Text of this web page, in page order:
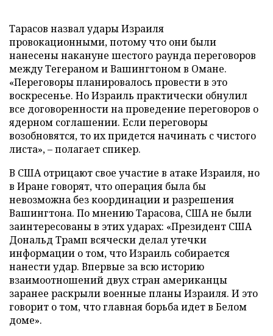
Тарасов назвал удары Израиля
провокационными, потому что они были
нанесены накануне шестого раунда переговоров
между Тегераном и Вашингтоном в Омане.
«Переговоры планировалось провести в это
воскресенье. Но Израиль практически обнулил
все договоренности на проведение переговоров о
ядерном соглашении. Если переговоры
возобновятся, то их придется начинать с чистого
листа», – полагает спикер.
В США отрицают свое участие в атаке Израиля, но
в Иране говорят, что операция была бы
невозможна без координации и разрешения
Вашингтона. По мнению Тарасова, США не были
заинтересованы в этих ударах: «Президент США
Дональд Трамп всячески делал утечки
информации о том, что Израиль собирается
нанести удар. Впервые за всю историю
взаимоотношений двух стран американцы
заранее раскрыли военные планы Израиля. И это
говорит о том, что главная борьба идет в Белом
доме».